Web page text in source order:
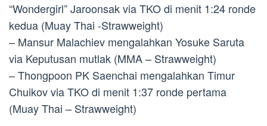
“Wondergirl” Jaroonsak via TKO di menit 1:24 ronde
kedua (Muay Thai -Strawweight)
– Mansur Malachiev mengalahkan Yosuke Saruta
via Keputusan mutlak (MMA – Strawweight)
– Thongpoon PK Saenchai mengalahkan Timur
Chuikov via TKO di menit 1:37 ronde pertama
(Muay Thai – Strawweight)